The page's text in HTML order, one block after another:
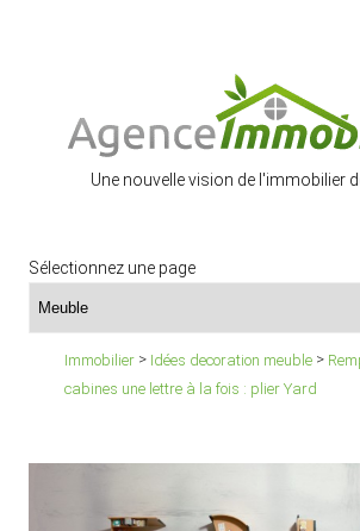
Une nouvelle vision de l'immobilier
Sélectionnez une page
Immobilier > Idées decoration meuble >
cabines une lettre à la fois : plier Yard